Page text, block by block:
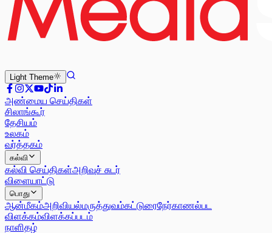
Light Theme
அண்மைய செய்திகள்
சிலாங்கூர்
தேசியம்
உலகம்
வர்த்தகம்
கல்வி
கல்வி செய்திகள்அறிவுச் சுடர்
விளையாட்டு
பொது
ஆன்மீகம்அறிவியல்மருத்துவம்கட்டுரைநேர்காணல்பட
விளக்கம்விளக்கப்படம்
நாளிதழ்